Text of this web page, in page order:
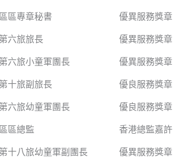
區專章秘書
優異服務獎章
六旅旅長
優異服務獎章
六旅小童軍團長
優異服務獎章
十旅副旅長
優良服務獎章
六旅幼童軍團長
優良服務獎章
區總監
香港總監嘉許
十八旅幼童軍副團長
優異服務獎章